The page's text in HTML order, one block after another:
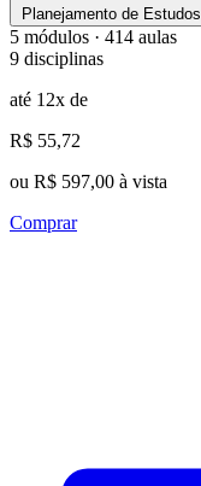
Planejamento de Estudos
5 módulos · 414 aulas
9 disciplinas
até 12x de
R$ 55,72
ou R$ 597,00 à vista
Comprar